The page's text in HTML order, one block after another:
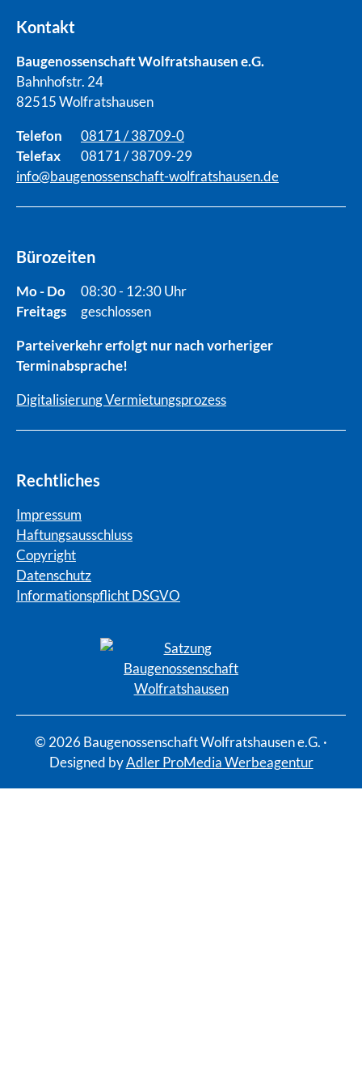
Kontakt
Baugenossenschaft Wolfratshausen e.G.
Bahnhofstr. 24
82515 Wolfratshausen
Telefon
08171 / 38709-0
Telefax
08171 / 38709-29
info@baugenossenschaft-wolfratshausen.de
Bürozeiten
Mo - Do
08:30 - 12:30 Uhr
Freitags
geschlossen
Parteiverkehr erfolgt nur nach vorheriger
Terminabsprache!
Digitalisierung Vermietungsprozess
Rechtliches
Impressum
Haftungsausschluss
Copyright
Datenschutz
Informationspflicht DSGVO
© 2026 Baugenossenschaft Wolfratshausen e.G. ·
Designed byAdler ProMedia Werbeagentur